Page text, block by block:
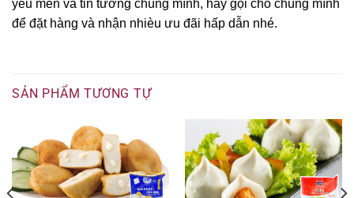
yêu mến và tin tưởng chúng mình, hãy gọi cho chúng mình
để đặt hàng và nhận nhièu ưu đãi hấp dẫn nhé.
SẢN PHẨM TƯƠNG TỰ